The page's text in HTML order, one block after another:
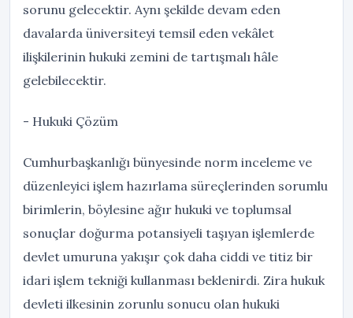
sorunu gelecektir. Aynı şekilde devam eden
davalarda üniversiteyi temsil eden vekâlet
ilişkilerinin hukuki zemini de tartışmalı hâle
gelebilecektir.
- Hukuki Çözüm
Cumhurbaşkanlığı bünyesinde norm inceleme ve
düzenleyici işlem hazırlama süreçlerinden sorumlu
birimlerin, böylesine ağır hukuki ve toplumsal
sonuçlar doğurma potansiyeli taşıyan işlemlerde
devlet umuruna yakışır çok daha ciddi ve titiz bir
idari işlem tekniği kullanması beklenirdi. Zira hukuk
devleti ilkesinin zorunlu sonucu olan hukuki